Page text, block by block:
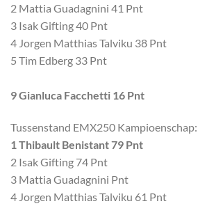
2 Mattia Guadagnini 41 Pnt
3 Isak Gifting 40 Pnt
4 Jorgen Matthias Talviku 38 Pnt
5 Tim Edberg 33 Pnt
9 Gianluca Facchetti 16 Pnt
Tussenstand EMX250 Kampioenschap:
1 Thibault Benistant 79 Pnt
2 Isak Gifting 74 Pnt
3 Mattia Guadagnini Pnt
4 Jorgen Matthias Talviku 61 Pnt